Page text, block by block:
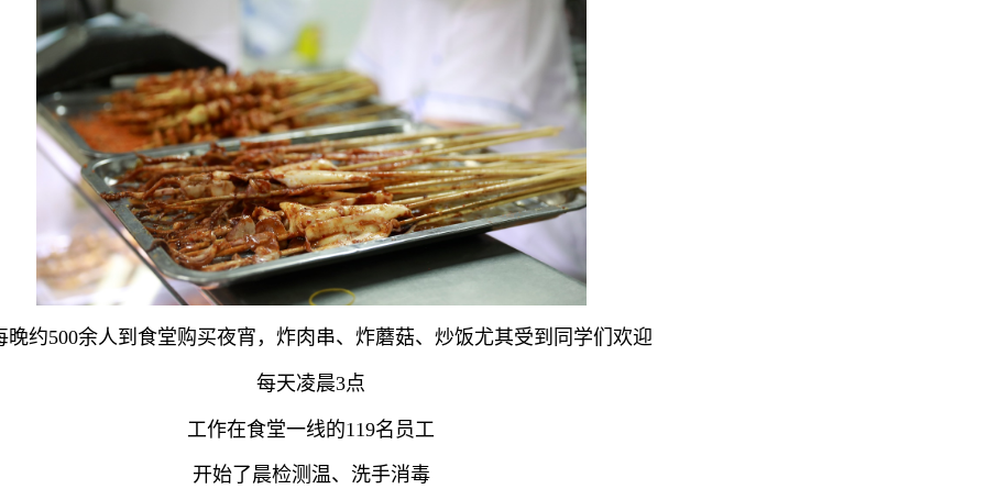
约500余人到食堂购买夜宵，炸肉串、炸蘑菇、炒饭尤其受到同学们欢迎
每天凌晨3点
工作在食堂一线的119名员工
开始了晨检测温、洗手消毒